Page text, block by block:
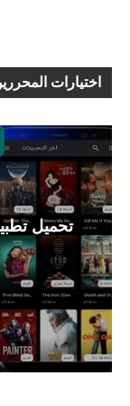
اختيارات